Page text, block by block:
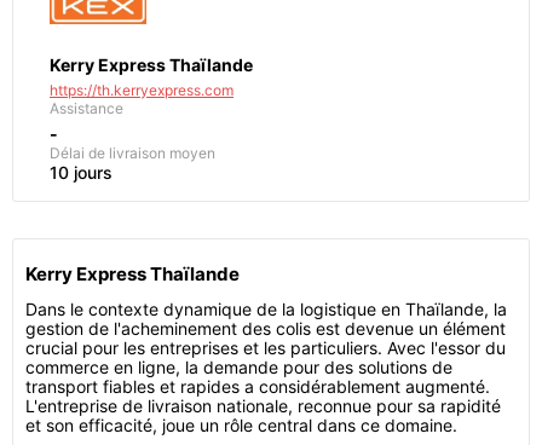
Kerry Express Thaïlande
https://th.kerryexpress.com
Assistance
-
Délai de livraison moyen
10 jours
Kerry Express Thaïlande
Dans le contexte dynamique de la logistique en Thaïlande, la
gestion de l'acheminement des colis est devenue un élément
crucial pour les entreprises et les particuliers. Avec l'essor du
commerce en ligne, la demande pour des solutions de
transport fiables et rapides a considérablement augmenté.
L'entreprise de livraison nationale, reconnue pour sa rapidité
et son efficacité, joue un rôle central dans ce domaine.